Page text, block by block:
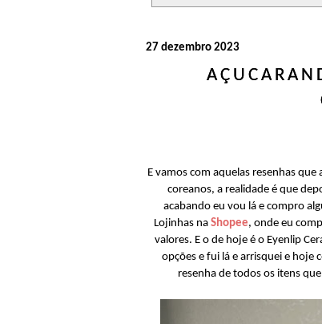
27 dezembro 2023
E vamos com aquelas resenhas
coreanos, a realidade é que
acabando eu vou lá e compro
Lojinhas na Shopee, onde eu
valores. E o de hoje é o Eyenlip
opções e fui lá e arrisquei e hoje
resenha de todos os itens